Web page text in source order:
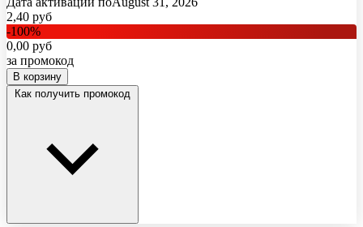
2,40 руб
-100%
0,00 руб
за промокод
В корзину
Как получить промокод